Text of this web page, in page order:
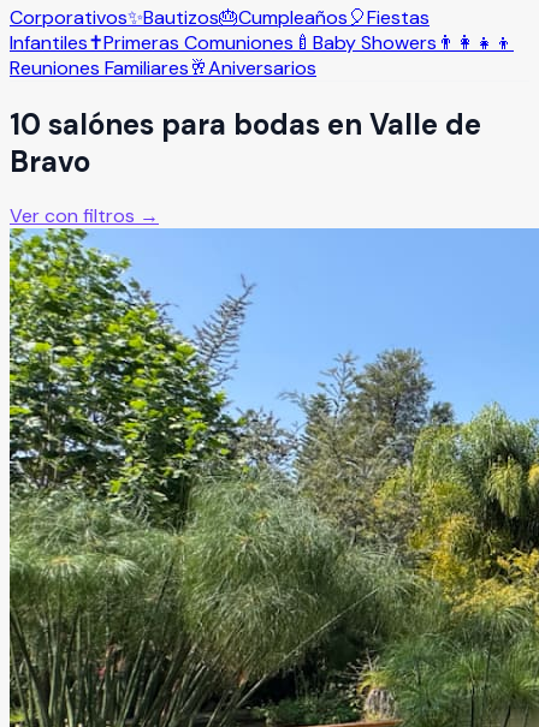
Corporativos✨Bautizos🎂Cumpleaños🎈Fiestas
Infantiles✝️Primeras Comuniones 🍼 Baby Showers 👨‍👩‍👧‍👦
Reuniones Familiares🥂Aniversarios
10 salónes para bodas en Valle de
Bravo
Ver con filtros →